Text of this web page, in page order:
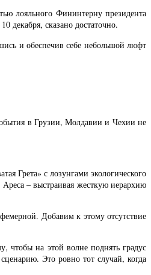
лояльного Фининтерну президента
декабря, сказано достаточно.
и обеспечив себе небольшой люфт
в Грузии, Молдавии и Чехии не
Грета» с лозунгами экологического
– выстраивая жесткую иерархию
Добавим к этому отсутствие
чтобы на этой волне поднять градус
Это ровно тот случай, когда